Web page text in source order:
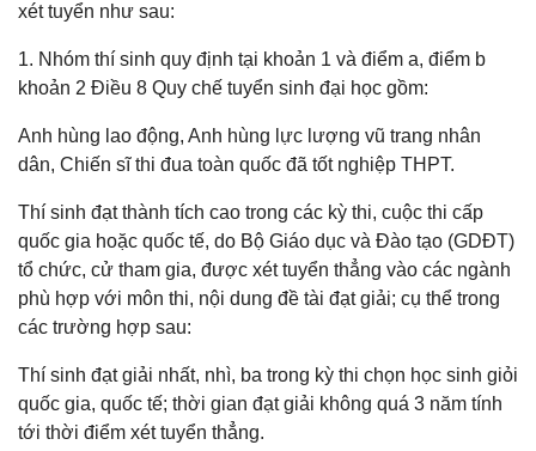
xét tuyển như sau:
1. Nhóm thí sinh quy định tại khoản 1 và điểm a, điểm b
khoản 2 Điều 8 Quy chế tuyển sinh đại học gồm:
Anh hùng lao động, Anh hùng lực lượng vũ trang nhân
dân, Chiến sĩ thi đua toàn quốc đã tốt nghiệp THPT.
Thí sinh đạt thành tích cao trong các kỳ thi, cuộc thi cấp
quốc gia hoặc quốc tế, do Bộ Giáo dục và Đào tạo (GDĐT)
tổ chức, cử tham gia, được xét tuyển thẳng vào các ngành
phù hợp với môn thi, nội dung đề tài đạt giải; cụ thể trong
các trường hợp sau:
Thí sinh đạt giải nhất, nhì, ba trong kỳ thi chọn học sinh giỏi
quốc gia, quốc tế; thời gian đạt giải không quá 3 năm tính
tới thời điểm xét tuyển thẳng.